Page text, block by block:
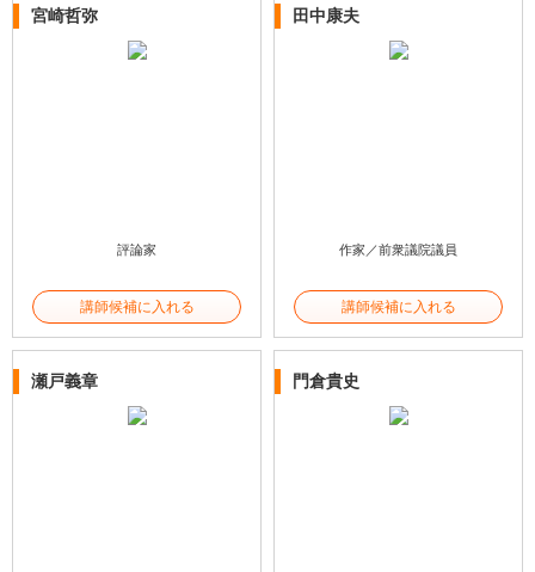
宮崎哲弥
評論家
講師候補に入れる
田中康夫
作家／前衆議院議員
講師候補に入れる
瀬戸義章 門倉貴史